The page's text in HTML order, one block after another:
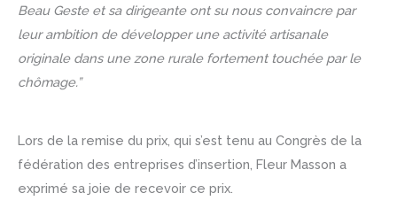
Beau Geste et sa dirigeante ont su nous convaincre par
leur ambition de développer une activité artisanale
originale dans une zone rurale fortement touchée par le
chômage.”
Lors de la remise du prix, qui s’est tenu au Congrès de la
fédération des entreprises d’insertion, Fleur Masson a
exprimé sa joie de recevoir ce prix.